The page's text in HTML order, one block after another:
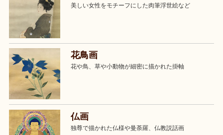
美しい女性をモチーフにした肉筆浮世絵など
花鳥画
花や鳥、草や小動物が細密に描かれた掛軸
仏画
独尊で描かれた仏様や曼荼羅、仏教説話画